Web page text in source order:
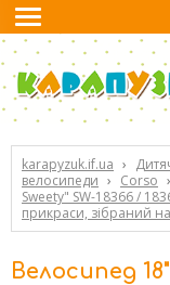
karapyzuk.if.ua ›
велосипеди › Corso ›
Sweety" SW-18366 /
прикраси, зібраний
Велосипед